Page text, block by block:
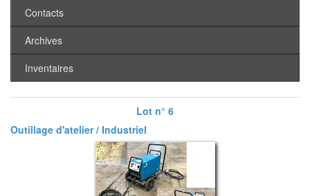
Contacts
Archives
Inventaires
Lot n° 6
Outillage d'atelier / Industriel